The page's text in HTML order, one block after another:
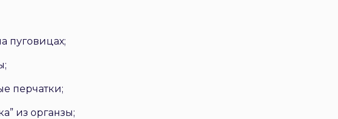
пуговицах;
перчатки;
из органзы;